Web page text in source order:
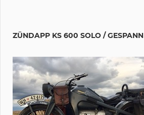
ZÜNDAPP KS 600 SOLO / GESPANN